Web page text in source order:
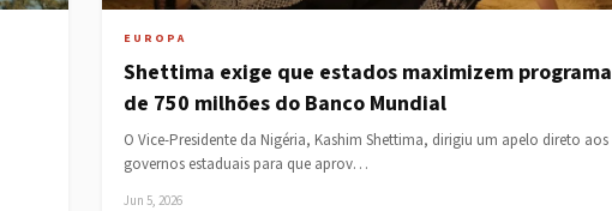
EUROPA
Shettima exige que estados maximizem programa
de 750 milhões do Banco Mundial
O Vice-Presidente da Nigéria, Kashim Shettima, dirigiu um apelo direto aos
governos estaduais para que aprov…
Jun 5, 2026